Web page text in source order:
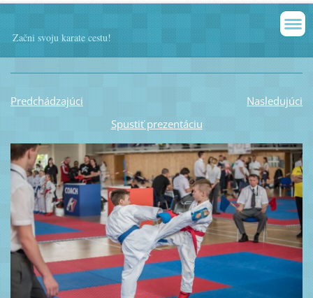
Začni svoju karate cestu!
Predchádzajúci
Nasledujúci
Spustiť prezentáciu